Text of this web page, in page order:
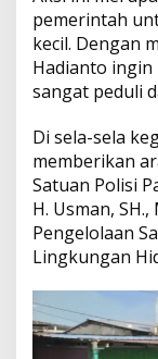
pemerintah
kecil. Dengan
Hadianto
sangat peduli
Di sela-sela
memberikan
Satuan Polisi
H. Usman,
Pengelolaan
Lingkungan